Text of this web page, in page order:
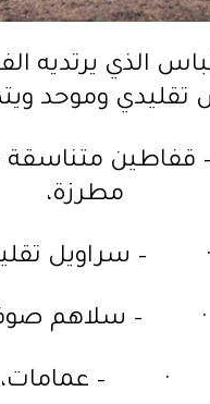
الذي يرتديه
تقليدي وموحد
متناسقة
مطرزة،
· – سراويل
· – سلاهم
· – عمامات،